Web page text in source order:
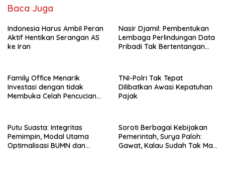
Baca Juga
Indonesia Harus Ambil Peran
Aktif Hentikan Serangan AS
ke Iran
Nasir Djamil: Pembentukan
Lembaga Perlindungan Data
Pribadi Tak Bertentangan
Family Office Menarik
Investasi dengan tidak
Membuka Celah Pencucian
TNI-Polri Tak Tepat
Dilibatkan Awasi Kepatuhan
Pajak
Putu Suasta: Integritas
Pemimpin, Modal Utama
Optimalisasi BUMN dan
Soroti Berbagai Kebijakan
Pemerintah, Surya Paloh:
Gawat, Kalau Sudah Tak Mau